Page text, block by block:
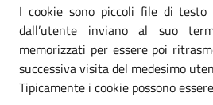
I cookie sono piccoli file di
dall’utente inviano al suo
memorizzati per essere poi
successiva visita del medesimo
Tipicamente i cookie possono